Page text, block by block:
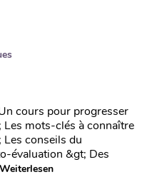
cours pour progresser
mots-clés à connaître
conseils du
évaluation &gt; Des
Weiterlesen